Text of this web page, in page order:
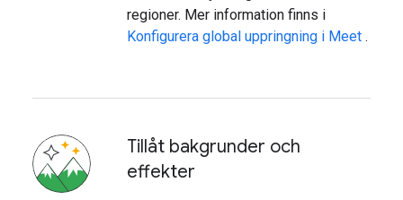
regioner. Mer information finns i
Konfigurera global uppringning i Meet .
Tillåt bakgrunder och
effekter